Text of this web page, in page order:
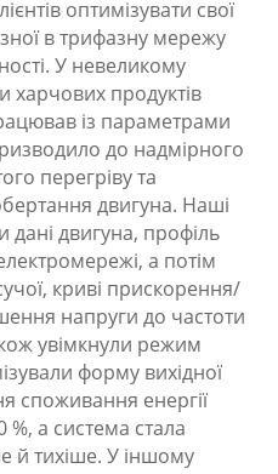
оптимізувати свої
в трифазну мережу
У невеликому
харчових продуктів
із параметрами
до надмірного
перегріву та
двигуна. Наші
дані двигуна, профіль
а потім
криві прискорення/
напруги до частоти
увімкнули режим
форму вихідної
споживання енергії
а система стала
й тихіше. У іншому